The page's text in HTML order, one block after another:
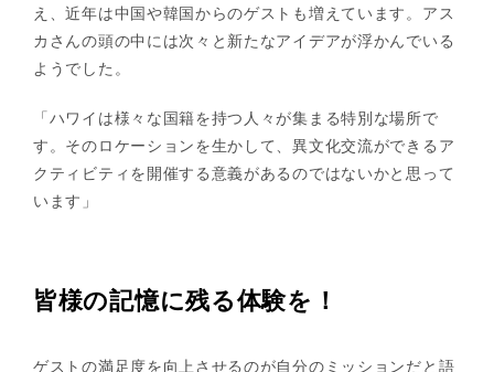
え、近年は中国や韓国からのゲストも増えています。アス
カさんの頭の中には次々と新たなアイデアが浮かんでいる
ようでした。
「ハワイは様々な国籍を持つ人々が集まる特別な場所で
す。そのロケーションを生かして、異文化交流ができるア
クティビティを開催する意義があるのではないかと思って
います」
皆様の記憶に残る体験を！
ゲストの満足度を向上させるのが自分のミッションだと語